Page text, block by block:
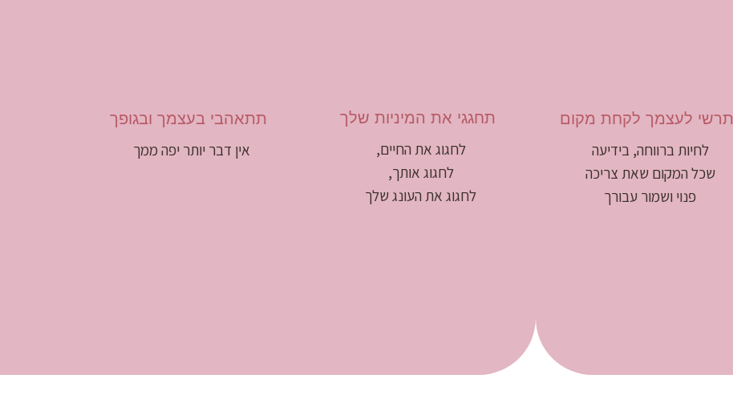
תרשי לעצמך לקחת מקום
לחיות ברווחה, בידיעה
שכל המקום שאת צריכה
פנוי ושמור עבורך
תחגגי את המיניות שלך
לחגוג את החיים,
לחגוג אותך,
לחגוג את העונג שלך
תתאהבי בעצמך ובגופך
אין דבר יותר יפה ממך